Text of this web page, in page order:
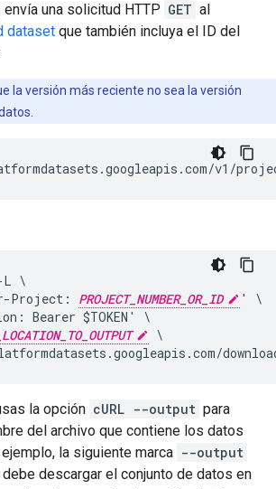
una solicitud HTTP GET al
dataset que también incluya el ID del
la versión más reciente no sea la versión
v1/
L \
Project: PROJECT_NUMBER_OR_ID
' \
Bearer $TOKEN' \
\
la opción cURL --output para
del archivo que contiene los datos
la siguiente marca --output
descargar el conjunto de datos en